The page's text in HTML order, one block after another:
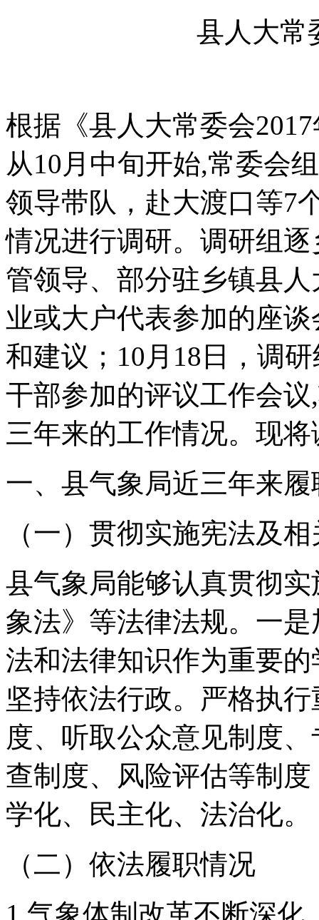
县人大常
根据《县人大常委会
从10月中旬开始,常委会
领导带队，赴大渡口等7
情况进行调研。调研组
管领导、部分驻乡镇县
业或大户代表参加的座
和建议；10月18日，调
干部参加的评议工作会
三年来的工作情况。现
一、县气象局近三年来履
（一）贯彻实施宪法及
县气象局能够认真贯彻
象法》等法律法规。一
法和法律知识作为重要
坚持依法行政。严格执
度、听取公众意见制度
查制度、风险评估等制
学化、民主化、法治化。
（二）依法履职情况
1.气象体制改革不断深